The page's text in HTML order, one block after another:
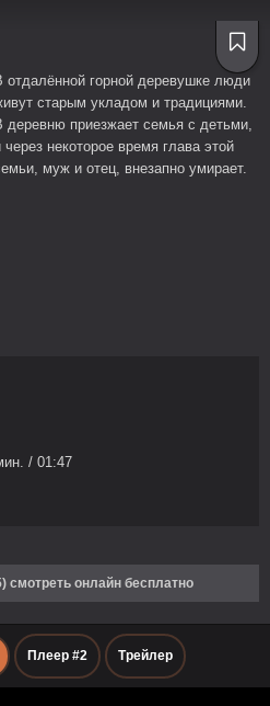
отдалённой горной деревушке люди
старым укладом и традициями.
деревню приезжает семья с детьми,
через некоторое время глава этой
муж и отец, внезапно умирает.
/ 01:47
смотреть онлайн бесплатно
Плеер #2 Трейлер